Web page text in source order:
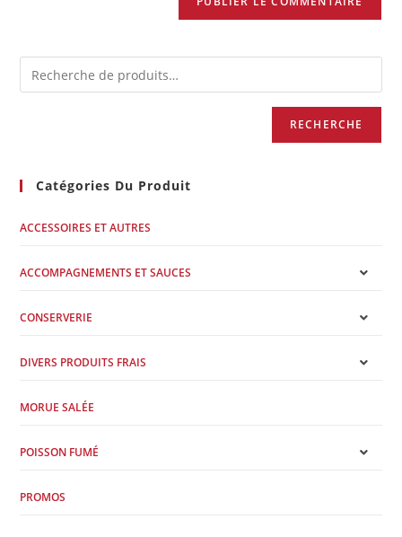
RECHERCHE
Catégories Du Produit
ACCESSOIRES ET AUTRES
ACCOMPAGNEMENTS ET SAUCES
CONSERVERIE
DIVERS PRODUITS FRAIS
MORUE SALÉE
POISSON FUMÉ
PROMOS